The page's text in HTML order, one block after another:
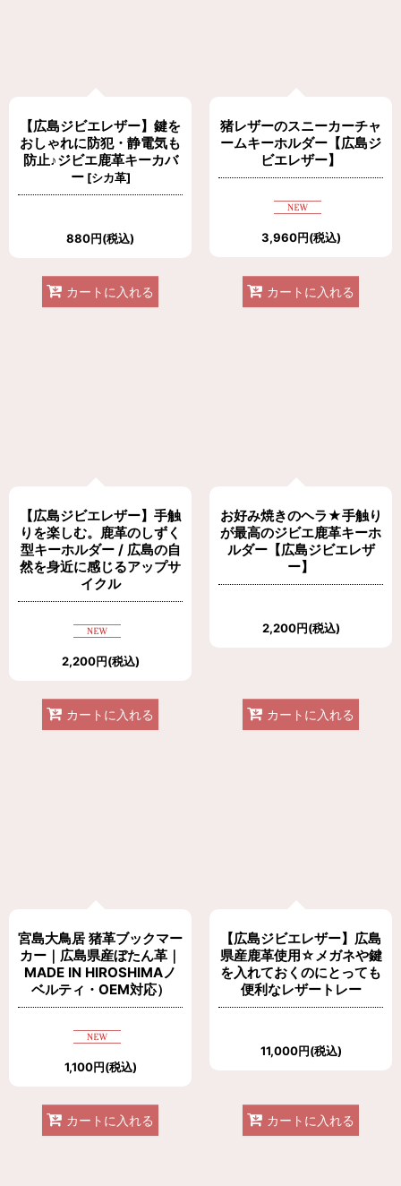
【広島ジビエレザー】鍵を
おしゃれに防犯・静電気も
防止♪ジビエ鹿革キーカバ
ー [シカ革]
880円(税込)
カートに入れる
猪レザーのスニーカーチャ
ームキーホルダー【広島ジ
ビエレザー】
3,960円(税込)
カートに入れる
【広島ジビエレザー】手触
りを楽しむ。鹿革のしずく
型キーホルダー / 広島の自
然を身近に感じるアップサ
イクル
2,200円(税込)
カートに入れる
お好み焼きのヘラ★手触り
が最高のジビエ鹿革キーホ
ルダー【広島ジビエレザ
ー】
2,200円(税込)
カートに入れる
宮島大鳥居 猪革ブックマー
カー｜広島県産ぼたん革｜
MADE IN HIROSHIMAノ
ベルティ・OEM対応）
1,100円(税込)
カートに入れる
【広島ジビエレザー】広島
県産鹿革使用☆メガネや鍵
を入れておくのにとっても
便利なレザートレー
11,000円(税込)
カートに入れる